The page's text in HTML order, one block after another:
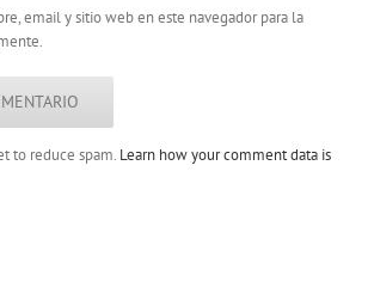
email y sitio web en este navegador para la
to reduce spam. Learn how your comment data is